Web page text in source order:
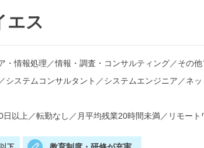
エス
・情報処理 ／情報・調査・コンサルティング／その
／システムコンサルタント ／システムエンジニア ／ネ
日以上 ／転勤なし ／ 月平均残業20時間未満／ リモー